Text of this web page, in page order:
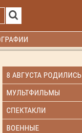
8 АВГУСТА РОДИЛИСЬ
МУЛЬТФИЛЬМЫ
СПЕКТАКЛИ
ВОЕННЫЕ